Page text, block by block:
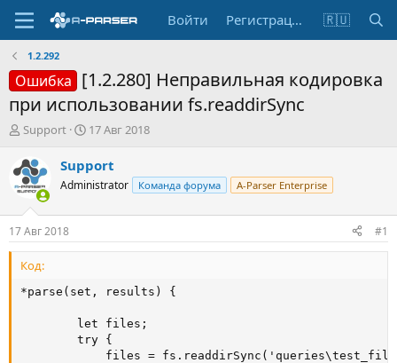
Войти Регистрация 🇷🇺
1.2.292
Ошибка [1.2.280] Неправильная кодировка
при использовании fs.readdirSync
А
т
о
р
т
е
м
ы
Support
Д
т
а
н
а
л
17 Авг 2018
Support
Administrator Команда форума A-Parser Enterprise
17 Авг 2018 #1
Код:
*parse(set, results) {
        let files;
        try {
files =